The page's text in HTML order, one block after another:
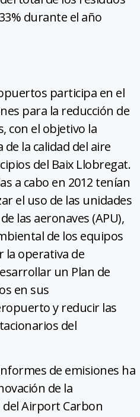
durante el año
participa en el
para la reducción de
con el objetivo la
la calidad del aire
del Baix Llobregat.
a cabo en 2012 tenían
el uso de las unidades
las aeronaves (APU),
de los equipos
la operativa de
un Plan de
en sus
y reducir las
del
de emisiones ha
de la
del Airport Carbon